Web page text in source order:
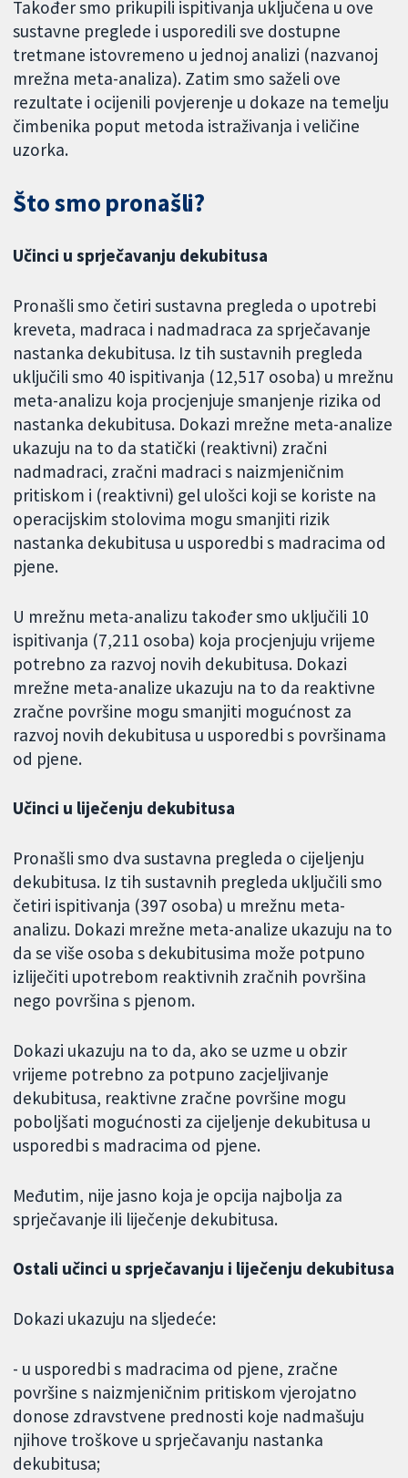
Također smo prikupili ispitivanja uključena u ove
sustavne preglede i usporedili sve dostupne
tretmane istovremeno u jednoj analizi (nazvanoj
mrežna meta-analiza). Zatim smo saželi ove
rezultate i ocijenili povjerenje u dokaze na temelju
čimbenika poput metoda istraživanja i veličine
uzorka.
Što smo pronašli?
Učinci u sprječavanju dekubitusa
Pronašli smo četiri sustavna pregleda o upotrebi
kreveta, madraca i nadmadraca za sprječavanje
nastanka dekubitusa. Iz tih sustavnih pregleda
uključili smo 40 ispitivanja (12,517 osoba) u mrežnu
meta-analizu koja procjenjuje smanjenje rizika od
nastanka dekubitusa. Dokazi mrežne meta-analize
ukazuju na to da statički (reaktivni) zračni
nadmadraci, zračni madraci s naizmjeničnim
pritiskom i (reaktivni) gel ulošci koji se koriste na
operacijskim stolovima mogu smanjiti rizik
nastanka dekubitusa u usporedbi s madracima od
pjene.
U mrežnu meta-analizu također smo uključili 10
ispitivanja (7,211 osoba) koja procjenjuju vrijeme
potrebno za razvoj novih dekubitusa. Dokazi
mrežne meta-analize ukazuju na to da reaktivne
zračne površine mogu smanjiti mogućnost za
razvoj novih dekubitusa u usporedbi s površinama
od pjene.
Učinci u liječenju dekubitusa
Pronašli smo dva sustavna pregleda o cijeljenju
dekubitusa. Iz tih sustavnih pregleda uključili smo
četiri ispitivanja (397 osoba) u mrežnu meta-
analizu. Dokazi mrežne meta-analize ukazuju na to
da se više osoba s dekubitusima može potpuno
izliječiti upotrebom reaktivnih zračnih površina
nego površina s pjenom.
Dokazi ukazuju na to da, ako se uzme u obzir
vrijeme potrebno za potpuno zacjeljivanje
dekubitusa, reaktivne zračne površine mogu
poboljšati mogućnosti za cijeljenje dekubitusa u
usporedbi s madracima od pjene.
Međutim, nije jasno koja je opcija najbolja za
sprječavanje ili liječenje dekubitusa.
Ostali učinci u sprječavanju i liječenju dekubitusa
Dokazi ukazuju na sljedeće:
- u usporedbi s madracima od pjene, zračne
površine s naizmjeničnim pritiskom vjerojatno
donose zdravstvene prednosti koje nadmašuju
njihove troškove u sprječavanju nastanka
dekubitusa;